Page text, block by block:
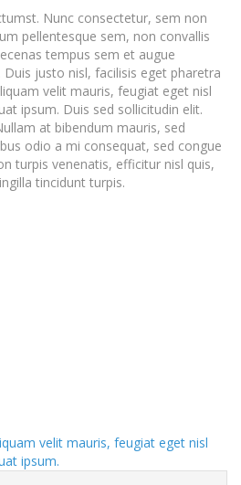
Nunc consectetur, sem non
pellentesque sem, non convallis
tempus sem et augue
justo nisl, facilisis eget pharetra
velit mauris, feugiat eget nisl
ipsum. Duis sed sollicitudin elit.
at bibendum mauris, sed
odio a mi consequat, sed congue
turpis venenatis, efficitur nisl quis,
tincidunt turpis.
velit mauris, feugiat eget nisl
ipsum.